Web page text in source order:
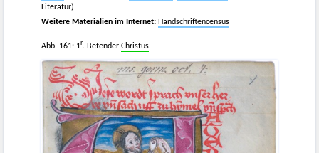
Literatur).
Weitere Materialien im Internet: Handschriftencensus
Abb. 161: 1r. Betender Christus.